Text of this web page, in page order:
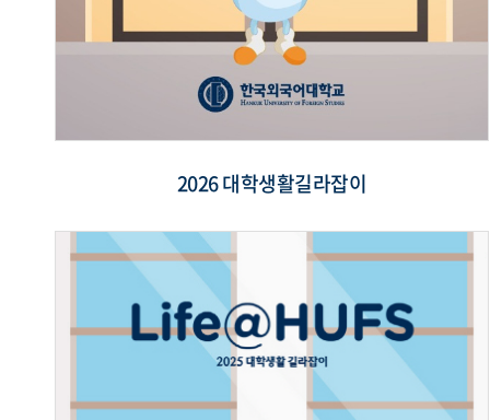
2026 대학생활길라잡이